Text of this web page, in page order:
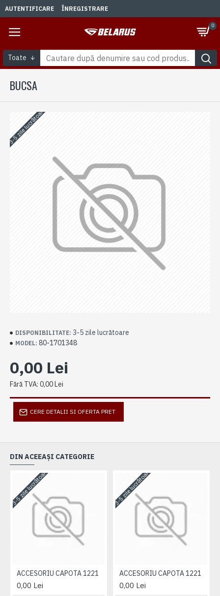
AUTENTIFICARE ÎNREGISTRARE
0
Toate
BUCSA
3-5 zile lucrătoare
DISPONIBILITATE: 3-5 zile lucrătoare
MODEL: 80-1701348
0,00 Lei
Fără TVA: 0,00 Lei
CERE DETALII SI OFERTA PRET
DIN ACEEAȘI CATEGORIE
3-5 zile lucrătoare
ACCESORIU CAPOTA 1221
0,00 Lei
3-5 zile lucrătoare
ACCESORIU CAPOTA 1221
0,00 Lei